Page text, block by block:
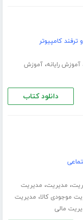
کامپیوتر
آموزش رایانه،آموزش
دانلود کتاب
، مدیریت، مدیریت
موجودی کالا، مدیریت
مالی